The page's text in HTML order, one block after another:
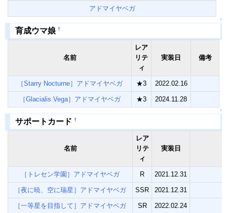
アドマイヤベガ
↑
育成ウマ娘 †
名前
レア
リテ
ィ
実装日 備考
［Starry Nocturne］アドマイヤベガ ★3 2022.02.16
［Glacialis Vega］アドマイヤベガ ★3 2024.11.28
↑
サポートカード †
名前
レア
リテ
ィ
実装日
［トレセン学園］アドマイヤベガ R 2021.12.31
［夜に暁、空に瑞星］アドマイヤベガ SSR 2021.12.31
［一等星を目指して］アドマイヤベガ SR 2022.02.24